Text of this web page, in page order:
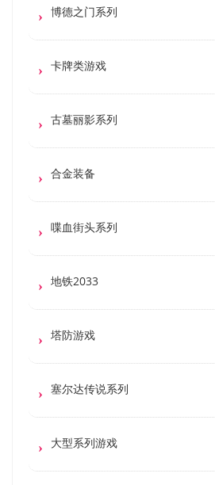
博德之门系列
卡牌类游戏
古墓丽影系列
合金装备
喋血街头系列
地铁2033
塔防游戏
塞尔达传说系列
大型系列游戏